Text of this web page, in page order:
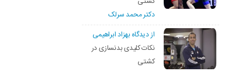
دکتر محمد سرلک
از دیدگاه بهزاد ابراهیمی
نکات کلیدی بدنسازی در
کشتی